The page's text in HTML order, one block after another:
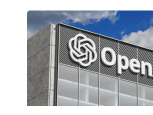
ПРИОРИТЕТНЫЕ
ЗАДАЧИ
ПО
РАЗВИТИЮ
ЭКОСИСТЕМЫ
ИСКУССТВЕННОГО
ИНТЕЛЛЕКТА